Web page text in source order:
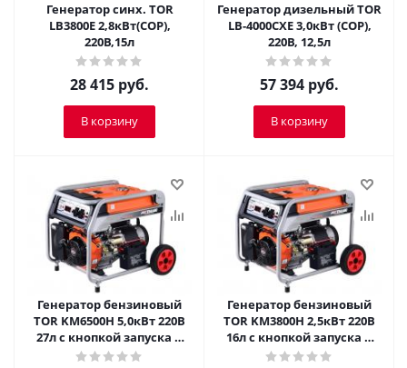
Генератор синх. TOR
LB3800E 2,8кВт(COP),
220В,15л
28 415 руб.
В корзину
Генератор дизельный TOR
LB-4000CXE 3,0кВт (COP),
220В, 12,5л
57 394 руб.
В корзину
Генератор бензиновый
TOR KM6500H 5,0кВт 220В
27л с кнопкой запуска и
колесами
Генератор бензиновый
TOR KM3800H 2,5кВт 220В
16л с кнопкой запуска и
колесами